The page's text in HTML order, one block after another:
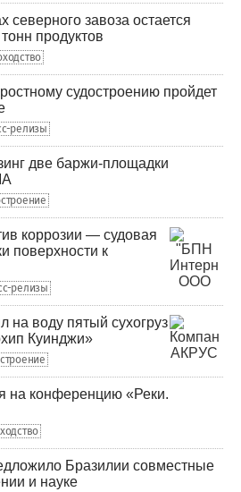
северного завоза остается
продуктов
судостроению пройдет
релизы
две баржи-площадки
коррозии — судовая
поверхности к
релизы
на воду пятый сухогруз
Куинджи»
на конференцию «Реки.
Бразилии совместные
и науке